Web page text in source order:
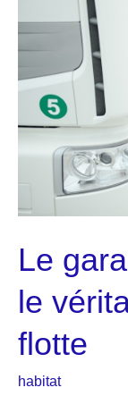
bateau
?
Le‍‌‍‍‌
le
flotte
habitat